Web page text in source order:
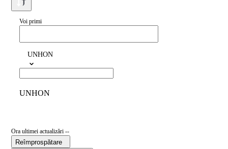
Voi primi
UNHON
UNHON
Ora ultimei actualizări --
Reîmprospătare